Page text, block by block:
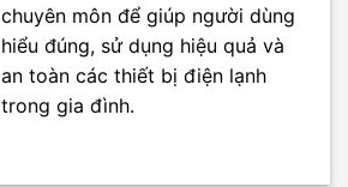
chuyên môn để giúp người dùng
hiểu đúng, sử dụng hiệu quả và
an toàn các thiết bị điện lạnh
trong gia đình.